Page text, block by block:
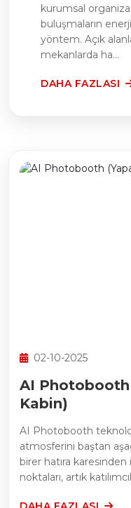
kurumsal
buluşmaların
yöntem. Açık
mekanlarda ha...
DAHA FAZLASI
02-10-2025
AI
Kabin)
AI Photobooth
atmosferini baştan
birer hatıra
noktaları, artık